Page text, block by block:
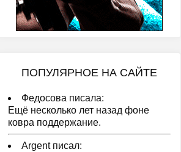
ПОПУЛЯРНОЕ НА САЙТЕ
Федосова писала:
Ещё несколько лет назад фоне
ковра поддержание.
Argent писал: